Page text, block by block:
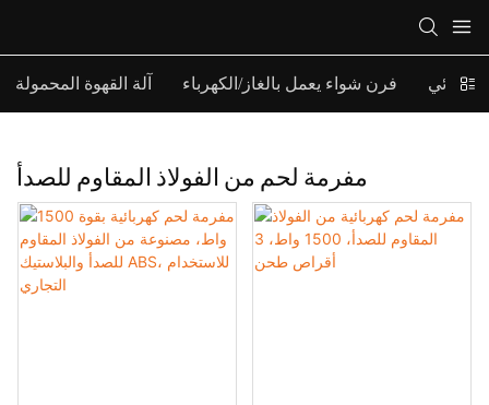
آلة القهوة المحمولة فرن شواء يعمل بالغاز/الكهرباء
مفرمة لحم من الفولاذ المقاوم للصدأ